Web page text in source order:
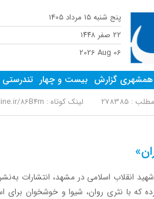
پنج شنبه 15 مرداد 1405
٢٢ صفر ١٤٤٨
2026 Aug 06
همشهری گزارش بیست و چهار تندرستی
: 278385 لینک کوتاه : 86B4m
که با نثری روان، شیوا و خوشخوان برای